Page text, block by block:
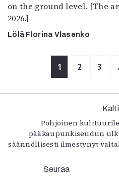
on the ground level. [The
2026.]
Lölä Florina Vlasenko
1 2 3
Pohjoinen
pääkaupunkiseudun
säännöllisesti ilmestynyt
Seuraa